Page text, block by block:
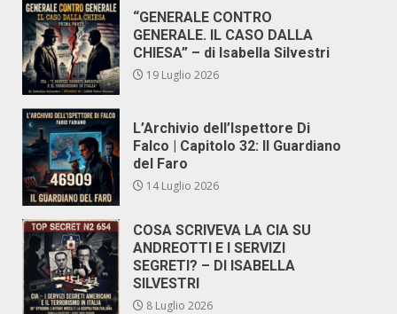
“GENERALE CONTRO
GENERALE. IL CASO DALLA
CHIESA” – di Isabella Silvestri
19 Luglio 2026
L’Archivio dell’Ispettore Di
Falco | Capitolo 32: Il Guardiano
del Faro
14 Luglio 2026
COSA SCRIVEVA LA CIA SU
ANDREOTTI E I SERVIZI
SEGRETI? – DI ISABELLA
SILVESTRI
8 Luglio 2026